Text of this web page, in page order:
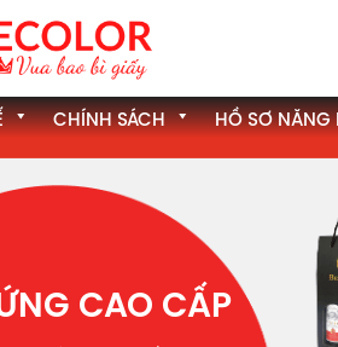
CHÍNH SÁCH HỒ SƠ NĂNG
CAO CẤP